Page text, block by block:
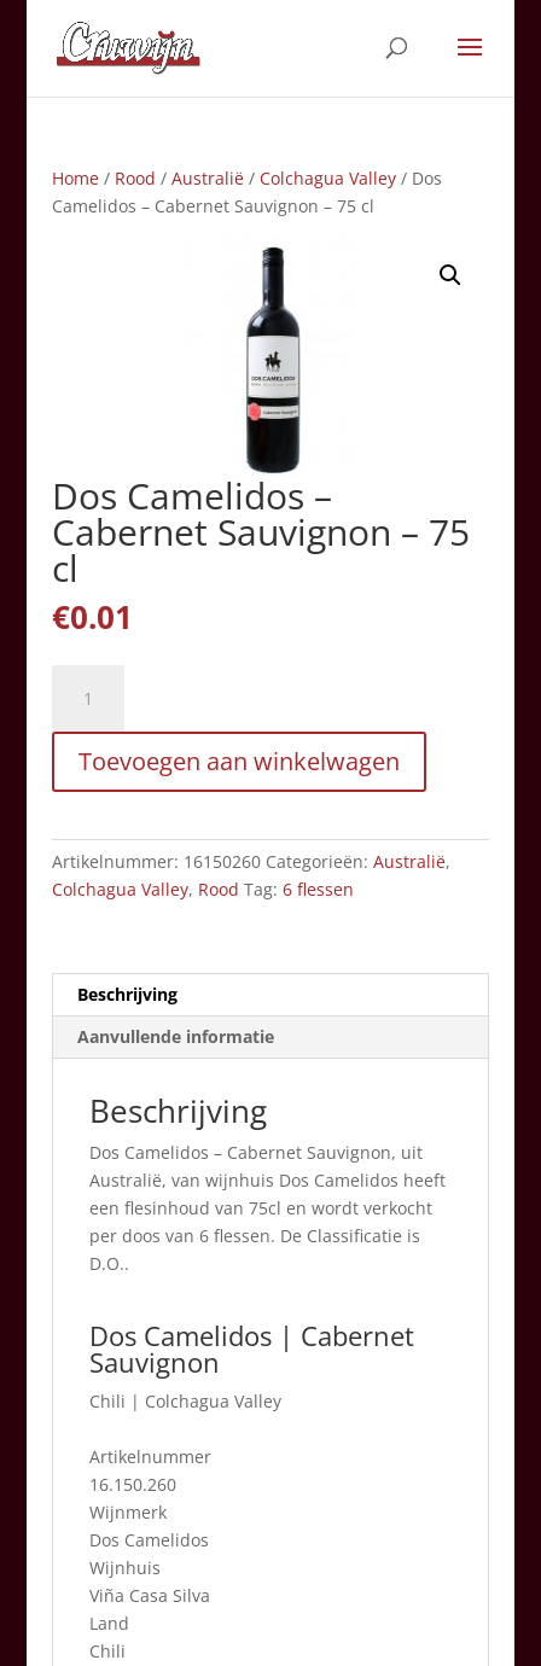
Home/ Rood / Australië/ Colchagua Valley/ Dos
Camelidos – Cabernet Sauvignon – 75 cl
Dos Camelidos –
Cabernet Sauvignon – 75
cl
€0.01
Camelidos
-
Cabernet
Sauvignon
75
cl
aantal
Toevoegen aan winkelwagen
Artikelnummer: 16150260 Categorieën: Australië,
Colchagua Valley, Rood Tag: 6 flessen
Beschrijving
Aanvullende informatie
Beschrijving
Dos Camelidos – Cabernet Sauvignon, uit
Australië, van wijnhuis Dos Camelidos heeft
een flesinhoud van 75cl en wordt verkocht
per doos van 6 flessen. De Classificatie is
D.O..
Dos Camelidos | Cabernet
Sauvignon
Chili | Colchagua Valley
Artikelnummer
16.150.260
Wijnmerk
Dos Camelidos
Wijnhuis
Viña Casa Silva
Land
Chili